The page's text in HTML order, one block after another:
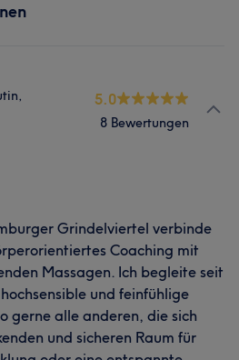
5.0
8 Bewertungen
Grindelviertel verbinde
Coaching mit
Massagen. Ich begleite seit
und feinfühlige
gerne alle anderen, die sich
und sicheren Raum für